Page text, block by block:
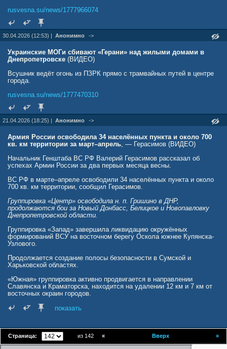
rusvesna.su/news/1777966074
30.04.2026 (12:53) | Анонимно ->
Украинские МОГи сбивают «Герани» над жилыми домами в
Днепропетровске (ВИДЕО)
Всушник ведёт огонь из ПЗРК прямо с трамвайных путей в центре
города.
rusvesna.su/news/1777470310
21.04.2026 (18:25) | Анонимно ->
Армия России освободила 34 населённых пункта и около 700
кв. км территории за март–апрель, — Герасимов (ВИДЕО)
Начальник Генштаба ВС РФ Валерий Герасимов рассказал об
успехах Армии России за два первых месяца весны.
ВС РФ в марте–апреле освободили 34 населённых пункта и около
700 кв. км территории, сообщил Герасимов.
Группировка «Центр» освободила н. п. Гришино в ДНР,
продолжаются бои за Новый Донбасс, Белицкое и Новопавловку
Днепропетровской области.
Группировка «Запад» завершила ликвидацию окружённых
формирований ВСУ на восточном берегу Оскола южнее Купянска-
Узлового.
Продолжается создание полосы безопасности в Сумской и
Харьковской областях.
«Южная» группировка активно продвигается в направлении
Славянска и Краматорска, находится на удалении 12 км и 7 км от
восточных окраин городов.
Западнее Гуляй-Поля группировка «Восток» продолжает активное
Комсомольскому.
ВСУ в феврале–марте потеряли 3000 боевиков и свыше 160
показать
Страница: из 142 »
« Вверх